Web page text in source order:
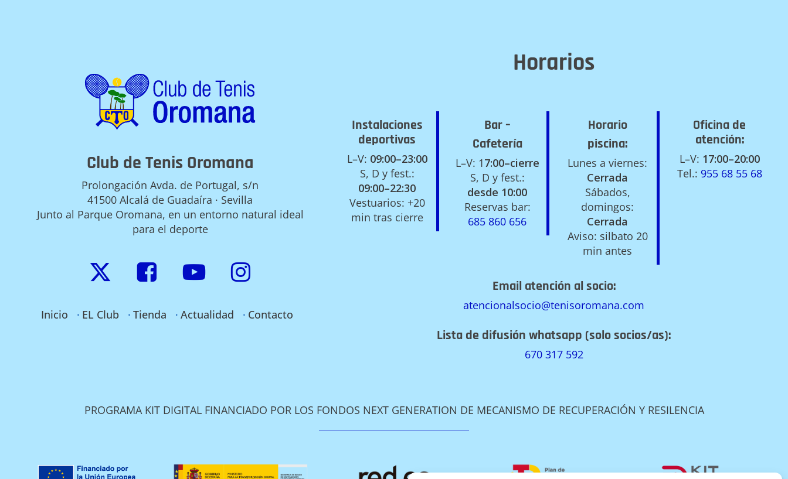
Club de Tenis Oromana
Prolongación Avda. de Portugal, s/n
41500 Alcalá de Guadaíra · Sevilla
Junto al Parque Oromana, en un entorno natural ideal
para el deporte
Inicio EL Club Tienda Actualidad Contacto
Horarios
Instalaciones
deportivas
L–V: 09:00–23:00
S, D y fest.:
09:00–22:30
Vestuarios: +20
min tras cierre
Bar –
Cafetería
L–V: 17:00–cierre
S, D y fest.:
desde 10:00
Reservas bar:
685 860 656
Horario
piscina:
Lunes a viernes:
Cerrada
Sábados,
domingos:
Cerrada
Aviso: silbato 20
min antes
Oficina de
atención:
L–V: 17:00–20:00
Tel.: 955 68 55 68
Email atención al socio:
atencionalsocio@tenisoromana.com
Lista de difusión whatsapp (solo socios/as):
670 317 592
PROGRAMA KIT DIGITAL FINANCIADO POR LOS FONDOS NEXT GENERATION DE MECANISMO DE RECUPERACIÓN Y RESILENCIA